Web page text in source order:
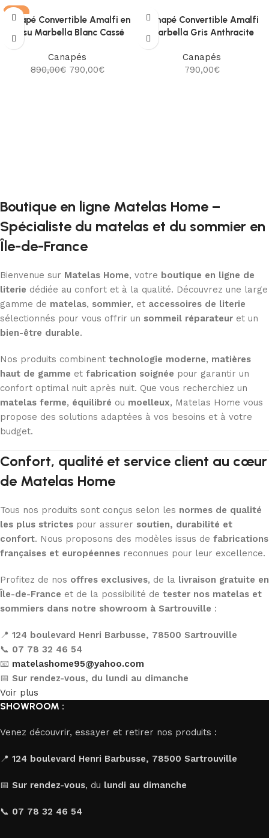
-11%
Canapé Convertible Amalfi en
Tissu Marbella Blanc Cassé
Canapés
890,00€ 790,00€
Canapé Convertible Amalfi
Marbella Gris Anthracite
Canapés
790,00€
Boutique en ligne Matelas Home –
Spécialiste du matelas et du sommier en
Île-de-France
Bienvenue sur Matelas Home, votre boutique en ligne de
literie dédiée au confort et à la qualité. Découvrez une large
gamme de matelas, sommier, et accessoires de literie
sélectionnés pour vous offrir un sommeil réparateur et un
bien-être durable.
Nos produits combinent technologie moderne, matières
haut de gamme et fabrication soignée pour garantir un
confort optimal nuit après nuit. Que vous recherchiez un
matelas ferme, équilibré ou moelleux, Matelas Home vous
propose des solutions adaptées à vos besoins et à votre
budget.
Confort, qualité et service client au cœur
de Matelas Home
Tous nos produits sont conçus selon les normes de qualité
les plus strictes pour assurer soutien, durabilité et
confort. Nous proposons des modèles issus de fabrications
françaises et européennes reconnues pour leur excellence.
Profitez de nos offres exclusives, de la livraison gratuite en
Île-de-France et de la possibilité de tester nos matelas et
sommiers dans notre showroom à Sartrouville :
📍 124 boulevard Henri Barbusse, 78500 Sartrouville
📞 07 78 32 46 54
📧 matelashome95@yahoo.com
📅 Sur rendez-vous, du lundi au dimanche
Voir plus
SHOWROOM :
Venez découvrir, essayer et retirer nos produits :
📍 124 boulevard Henri Barbusse, 78500 Sartrouville
📅 Sur rendez-vous, du lundi au dimanche
📞 07 78 32 46 54